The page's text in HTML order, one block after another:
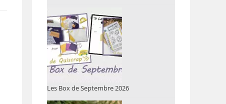
Les Box de Septembre 2026